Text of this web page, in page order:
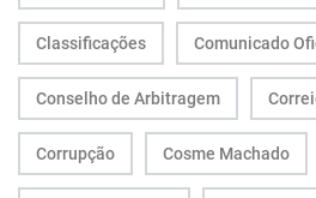
Classificações Comunicado
Conselho de Arbitragem
Corrupção Cosme Machado